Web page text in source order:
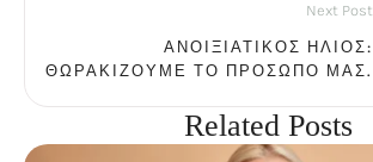
Next Post
ΑΝΟΙΞΙΆΤΙΚΟΣ ΉΛΙΟΣ:
ΘΩΡΑΚΊΖΟΥΜΕ ΤΟ ΠΡΌΣΩΠΟ ΜΑΣ.
Related Posts